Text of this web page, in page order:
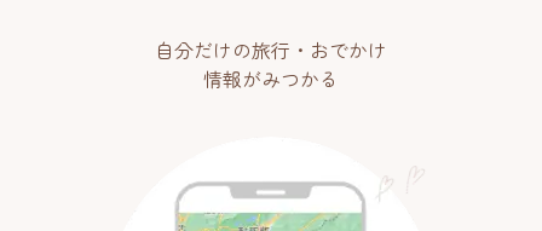
自分だけの旅行・おでかけ
情報がみつかる